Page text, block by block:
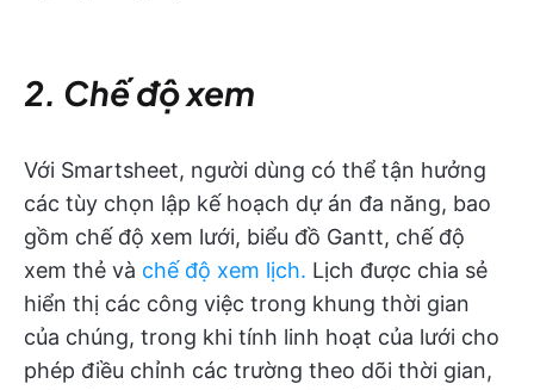
2. Chế độ xem
Với Smartsheet, người dùng có thể tận hưởng
các tùy chọn lập kế hoạch dự án đa năng, bao
gồm chế độ xem lưới, biểu đồ Gantt, chế độ
xem thẻ và chế độ xem lịch. Lịch được chia sẻ
hiển thị các công việc trong khung thời gian
của chúng, trong khi tính linh hoạt của lưới cho
phép điều chỉnh các trường theo dõi thời gian,